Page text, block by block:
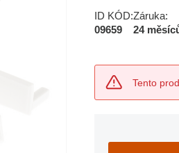
ID KÓD:
09659
Záruka:
24
Tento